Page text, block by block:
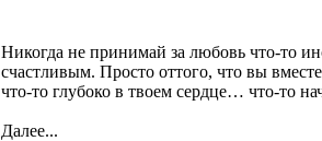
Никогда не принимай за любовь что-то
счастливым. Просто оттого, что вы
что-то глубоко в твоем сердце… что-то
Далее...